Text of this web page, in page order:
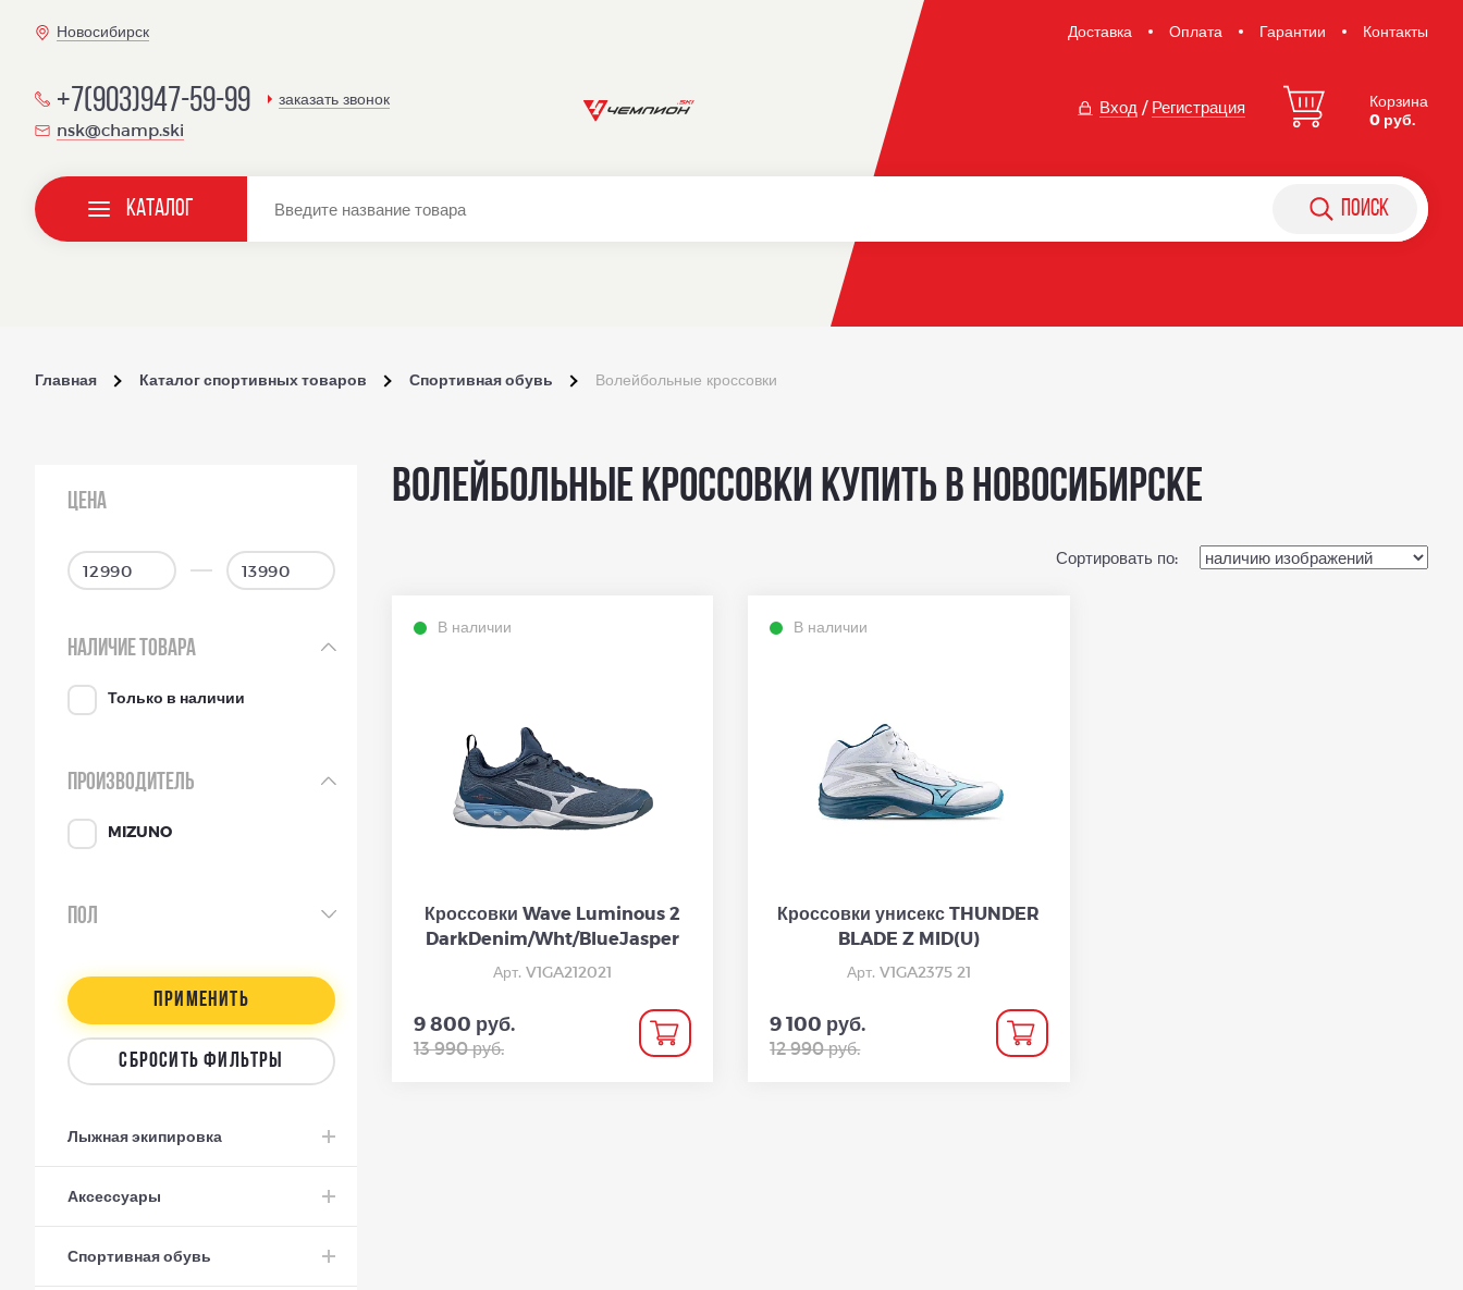
Новосибирск Доставка Оплата Гарантии Контакты
+7(903)947-59-99 заказать звонок
nsk@champ.ski
Вход / Регистрация
Корзина
0 руб.
Каталог поиск
Главная Каталог спортивных товаров Спортивная обувь Волейбольные кроссовки
Лыжная экипировка
Аксессуары
Спортивная обувь
ЦЕНА
НАЛИЧИЕ ТОВАРА
Только в наличии
ПРОИЗВОДИТЕЛЬ
MIZUNO
ПОЛ
ПРИМЕНИТЬ
СБРОСИТЬ ФИЛЬТРЫ
Волейбольные кроссовки купить в Новосибирске
Сортировать по:
В наличии
Кроссовки Wave Luminous 2
DarkDenim/Wht/BlueJasper
Арт. V1GA212021
9 800 руб.
13 990 руб.
В наличии
Кроссовки унисекс THUNDER
BLADE Z MID(U)
Арт. V1GA2375 21
9 100 руб.
12 990 руб.